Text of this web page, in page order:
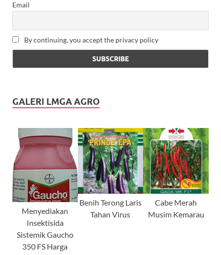
Email
By continuing, you accept the privacy policy
GALERI LMGA AGRO
Menyediakan
Insektisida
Sistemik Gaucho
350 FS Harga
Benih Terong Laris
Tahan Virus
Cabe Merah
Musim Kemarau